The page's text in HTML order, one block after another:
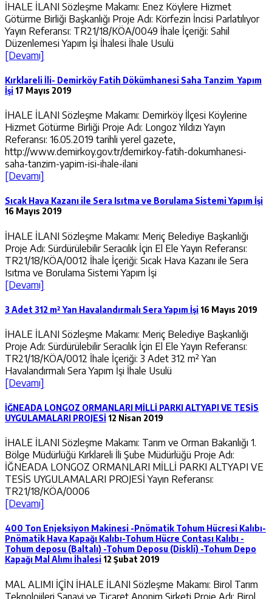
İHALE İLANI Sözleşme Makamı: Enez Köylere Hizmet
Götürme Birliği Başkanlığı Proje Adı: Körfezin İncisi Parlatılıyor
Yayın Referansı: TR21/18/KÖA/0049 İhale İçeriği: Sahil
Düzenlemesi Yapım İşi İhalesi İhale Usulü
[Devamı]
Kırklareli İli- Demirköy Fatih Dökümhanesi Saha Tanzim Yapım
İşi 17 Mayıs 2019
İHALE İLANI Sözleşme Makamı: Demirköy İlçesi Köylerine
Hizmet Götürme Birliği Proje Adı: Longoz Yıldızı Yayın
Referansı: 16.05.2019 tarihli yerel gazete,
http://www.demirkoy.gov.tr/demirkoy-fatih-dokumhanesi-
saha-tanzim-yapim-isi-ihale-ilani
[Devamı]
Sıcak Hava Kazanı ile Sera Isıtma ve Borulama Sistemi Yapım İşi
16 Mayıs 2019
İHALE İLANI Sözleşme Makamı: Meriç Belediye Başkanlığı
Proje Adı: Sürdürülebilir Seracılık İçin El Ele Yayın Referansı:
TR21/18/KÖA/0012 İhale İçeriği: Sıcak Hava Kazanı ile Sera
Isıtma ve Borulama Sistemi Yapım İşi
[Devamı]
3 Adet 312 m² Yan Havalandırmalı Sera Yapım İşi 16 Mayıs 2019
İHALE İLANI Sözleşme Makamı: Meriç Belediye Başkanlığı
Proje Adı: Sürdürülebilir Seracılık İçin El Ele Yayın Referansı:
TR21/18/KÖA/0012 İhale İçeriği: 3 Adet 312 m² Yan
Havalandırmalı Sera Yapım İşi İhale Usulü
[Devamı]
İĞNEADA LONGOZ ORMANLARI MİLLİ PARKI ALTYAPI VE TESİS
UYGULAMALARI PROJESİ 12 Nisan 2019
İHALE İLANI Sözleşme Makamı: Tarım ve Orman Bakanlığı 1.
Bölge Müdürlüğü Kırklareli İli Şube Müdürlüğü Proje Adı:
İĞNEADA LONGOZ ORMANLARI MİLLİ PARKI ALTYAPI VE
TESİS UYGULAMALARI PROJESİ Yayın Referansı:
TR21/18/KÖA/0006
[Devamı]
400 Ton Enjeksiyon Makinesi -Pnömatik Tohum Hücresi Kalıbı-
Pnömatik Hava Kapağı Kalıbı-Tohum Hücre Contası Kalıbı -
Tohum deposu (Baltalı) -Tohum Deposu (Diskli) -Tohum Depo
Kapağı Mal Alımı İhalesi 12 Şubat 2019
MAL ALIMI İÇİN İHALE İLANI Sözleşme Makamı: Birol Tarım
Teknolojileri Sanayi ve Ticaret Anonim Şirketi Proje Adı: Birol